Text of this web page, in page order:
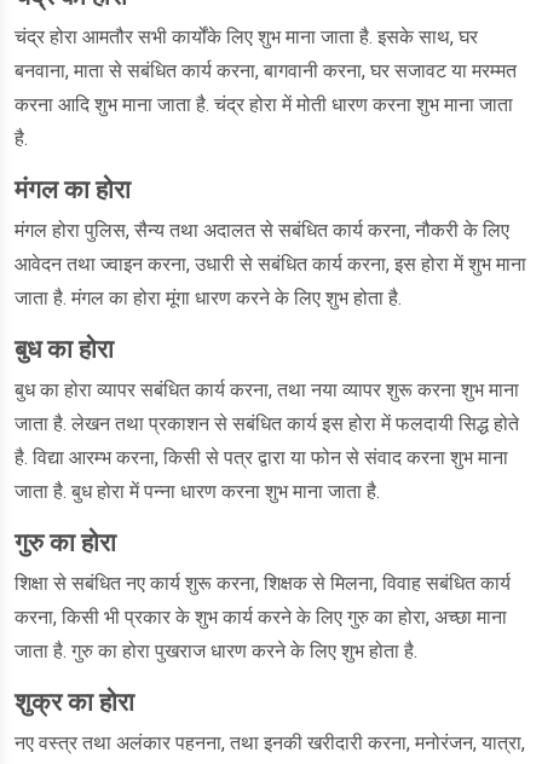
चंद्र होरा आमतौर सभी कार्योंके लिए शुभ माना जाता है. इसके साथ, घर
बनवाना, माता से सबंधित कार्य करना, बागवानी करना, घर सजावट या मरम्मत
करना आदि शुभ माना जाता है. चंद्र होरा में मोती धारण करना शुभ माना जाता
है.
मंगल का होरा
मंगल होरा पुलिस, सैन्य तथा अदालत से सबंधित कार्य करना, नौकरी के लिए
आवेदन तथा ज्वाइन करना, उधारी से सबंधित कार्य करना, इस होरा में शुभ माना
जाता है. मंगल का होरा मूंगा धारण करने के लिए शुभ होता है.
बुध का होरा
बुध का होरा व्यापर सबंधित कार्य करना, तथा नया व्यापर शुरू करना शुभ माना
जाता है. लेखन तथा प्रकाशन से सबंधित कार्य इस होरा में फलदायी सिद्ध होते
है. विद्या आरम्भ करना, किसी से पत्र द्वारा या फोन से संवाद करना शुभ माना
जाता है. बुध होरा में पन्ना धारण करना शुभ माना जाता है.
गुरु का होरा
शिक्षा से सबंधित नए कार्य शुरू करना, शिक्षक से मिलना, विवाह सबंधित कार्य
करना, किसी भी प्रकार के शुभ कार्य करने के लिए गुरु का होरा, अच्छा माना
जाता है. गुरु का होरा पुखराज धारण करने के लिए शुभ होता है.
शुक्र का होरा
नए वस्त्र तथा अलंकार पहनना, तथा इनकी खरीदारी करना, मनोरंजन, यात्रा,